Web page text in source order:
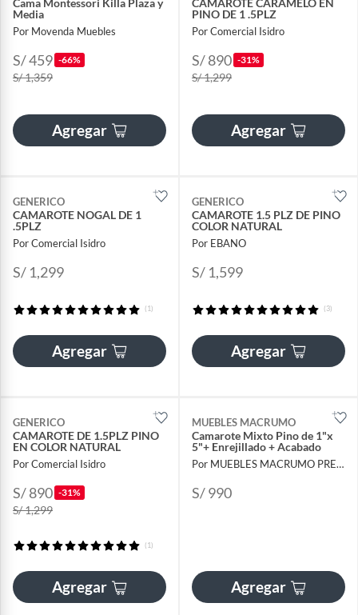
Media
Por Movenda Muebles
S/ 459 -66%
S/ 1,359
Agregar
PINO DE 1 .5PLZ
Por Comercial Isidro
S/ 890 -31%
S/ 1,299
Agregar
GENERICO
CAMAROTE NOGAL DE 1
.5PLZ
Por Comercial Isidro
S/ 1,299
(1)
Agregar
GENERICO
CAMAROTE 1.5 PLZ DE PINO
COLOR NATURAL
Por EBANO
S/ 1,599
(3)
Agregar
GENERICO
CAMAROTE DE 1.5PLZ PINO
EN COLOR NATURAL
Por Comercial Isidro
S/ 890 -31%
S/ 1,299
(1)
Agregar
MUEBLES MACRUMO
Camarote Mixto Pino de 1"x
5"+ Enrejillado + Acabado
Por MUEBLES MACRUMO PREMIUN
S/ 990
Agregar